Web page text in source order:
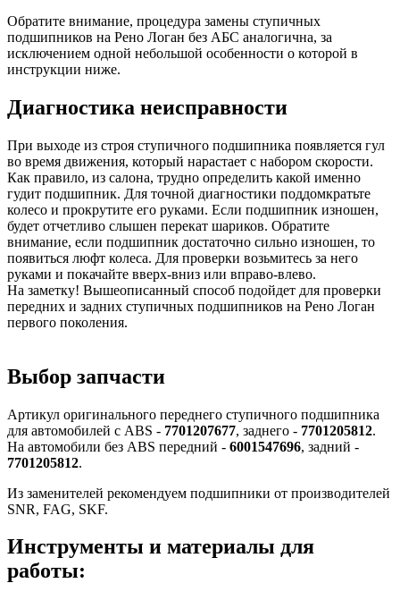
Обратите внимание, процедура замены ступичных
подшипников на Рено Логан без АБС аналогична, за
исключением одной небольшой особенности о которой в
инструкции ниже.
Диагностика неисправности
При выходе из строя ступичного подшипника появляется гул
во время движения, который нарастает с набором скорости.
Как правило, из салона, трудно определить какой именно
гудит подшипник. Для точной диагностики поддомкратьте
колесо и прокрутите его руками. Если подшипник изношен,
будет отчетливо слышен перекат шариков. Обратите
внимание, если подшипник достаточно сильно изношен, то
появиться люфт колеса. Для проверки возьмитесь за него
руками и покачайте вверх-вниз или вправо-влево.
На заметку! Вышеописанный способ подойдет для проверки
передних и задних ступичных подшипников на Рено Логан
первого поколения.
Выбор запчасти
Артикул оригинального переднего ступичного подшипника
для автомобилей с ABS - 7701207677, заднего - 7701205812.
На автомобили без ABS передний - 6001547696, задний -
7701205812.
Из заменителей рекомендуем подшипники от производителей
SNR, FAG, SKF.
Инструменты и материалы для
работы: